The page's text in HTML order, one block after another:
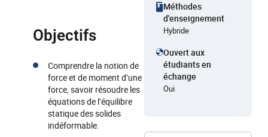
Objectifs
Comprendre la notion de
force et de moment d’une
force, savoir résoudre les
équations de l’équilibre
statique des solides
indéformable.
Méthodes
d'enseignement
Hybride
Ouvert aux
étudiants en
échange
Oui